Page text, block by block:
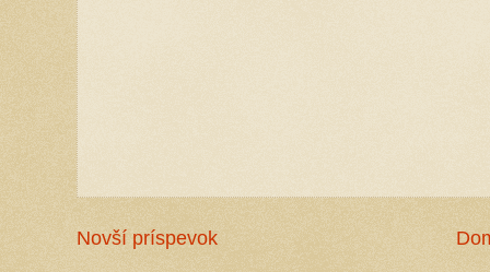
Novší príspevok